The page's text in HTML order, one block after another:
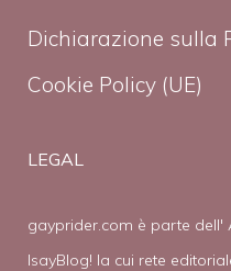
Dichiarazione sulla
Cookie Policy (UE)
LEGAL
gayprider.com è parte dell'
IsayBlog! la cui rete